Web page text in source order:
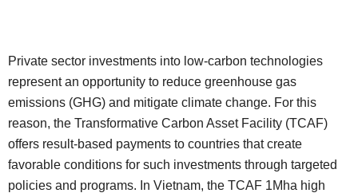
Private sector investments into low-carbon technologies
represent an opportunity to reduce greenhouse gas
emissions (GHG) and mitigate climate change. For this
reason, the Transformative Carbon Asset Facility (TCAF)
offers result-based payments to countries that create
favorable conditions for such investments through targeted
policies and programs. In Vietnam, the TCAF 1Mha high